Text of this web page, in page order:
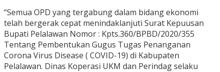
“Semua OPD yang tergabung dalam bidang ekonomi
telah bergerak cepat menindaklanjuti Surat Kepuusan
Bupati Pelalawan Nomor : Kpts.360/BPBD/2020/355
Tentang Pembentukan Gugus Tugas Penanganan
Corona Virus Disease ( COVID-19) di Kabupaten
Pelalawan. Dinas Koperasi UKM dan Perindag selaku